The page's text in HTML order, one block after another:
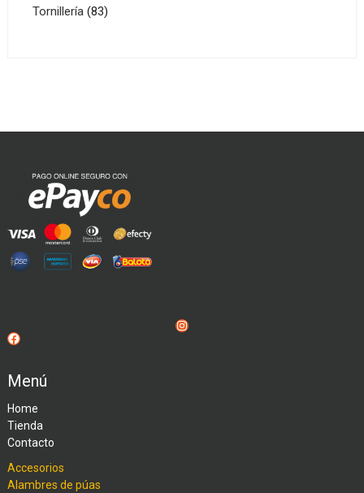
productos
Tornillería 8383
Instagram
Facebook
Menú
Home
Tienda
Contacto
Accesorios
Alambres de púas